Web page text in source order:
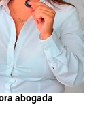
abogada